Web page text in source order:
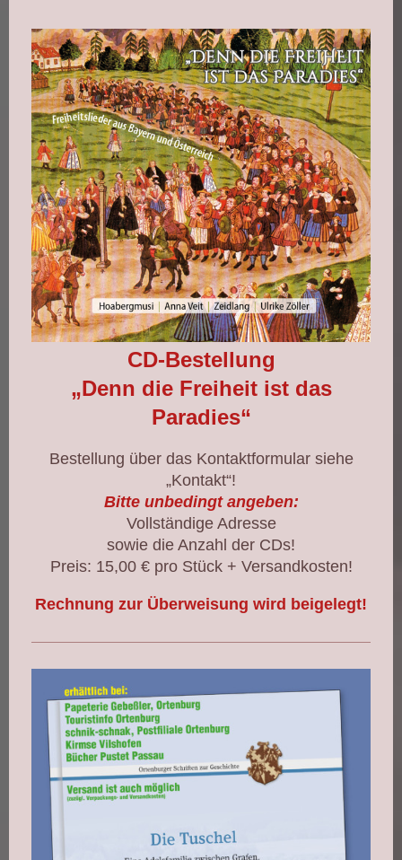
CD-Bestellung
„Denn die Freiheit ist das
Paradies“
Bestellung über das Kontaktformular siehe
„Kontakt“!
Bitte unbedingt angeben:
Vollständige Adresse
sowie die Anzahl der CDs!
Preis: 15,00 € pro Stück + Versandkosten!
Rechnung zur Überweisung wird beigelegt!